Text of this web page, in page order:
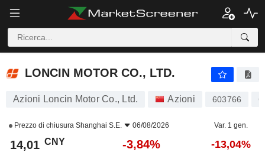
LONCIN MOTOR CO., LTD.
LONCIN MOTOR CO., LTD.
Azioni Loncin Motor Co., Ltd. Azioni 603766
Prezzo di chiusura Shanghai S.E. 06/08/2026 Var. 1 gen.
14,01 CNY -3,84% -13,04%